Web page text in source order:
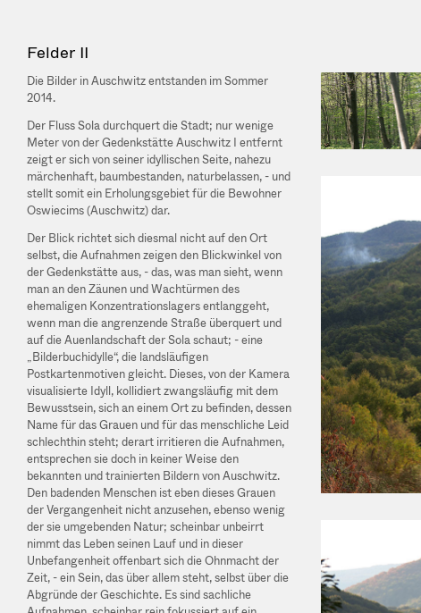
überspringen
Felder II
Die Bilder in Auschwitz entstanden im Sommer
2014.
Der Fluss Sola durchquert die Stadt; nur wenige
Meter von der Gedenkstätte Auschwitz I entfernt
zeigt er sich von seiner idyllischen Seite, nahezu
märchenhaft, baumbestanden, naturbelassen, - und
stellt somit ein Erholungsgebiet für die Bewohner
Oswiecims (Auschwitz) dar.
Der Blick richtet sich diesmal nicht auf den Ort
selbst, die Aufnahmen zeigen den Blickwinkel von
der Gedenkstätte aus, - das, was man sieht, wenn
man an den Zäunen und Wachtürmen des
ehemaligen Konzentrationslagers entlanggeht,
wenn man die angrenzende Straße überquert und
auf die Auenlandschaft der Sola schaut; - eine
„Bilderbuchidylle“, die landsläufigen
Postkartenmotiven gleicht. Dieses, von der Kamera
visualisierte Idyll, kollidiert zwangsläufig mit dem
Bewusstsein, sich an einem Ort zu befinden, dessen
Name für das Grauen und für das menschliche Leid
schlechthin steht; derart irritieren die Aufnahmen,
entsprechen sie doch in keiner Weise den
bekannten und trainierten Bildern von Auschwitz.
Den badenden Menschen ist eben dieses Grauen
der Vergangenheit nicht anzusehen, ebenso wenig
der sie umgebenden Natur; scheinbar unbeirrt
nimmt das Leben seinen Lauf und in dieser
Unbefangenheit offenbart sich die Ohnmacht der
Zeit, - ein Sein, das über allem steht, selbst über die
Abgründe der Geschichte. Es sind sachliche